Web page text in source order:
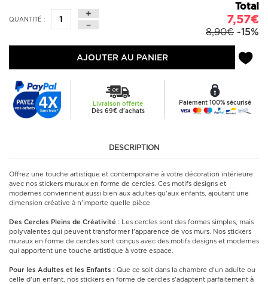
QUANTITÉ :
Total
7,57€
8,90€ -15%
AJOUTER AU PANIER
Livraison offerte
Dès 69€ d'achats
Paiement 100% sécurisé
DESCRIPTION
Offrez une touche artistique et contemporaine à votre décoration intérieure
avec nos stickers muraux en forme de cercles. Ces motifs designs et
modernes conviennent aussi bien aux adultes qu'aux enfants, ajoutant une
dimension créative à n'importe quelle pièce.
Des Cercles Pleins de Créativité : Les cercles sont des formes simples, mais
polyvalentes qui peuvent transformer l'apparence de vos murs. Nos stickers
muraux en forme de cercles sont conçus avec des motifs designs et modernes
qui apportent une touche artistique à votre espace.
Pour les Adultes et les Enfants : Que ce soit dans la chambre d'un adulte ou
celle d'un enfant, nos stickers en forme de cercles s'adaptent parfaitement à